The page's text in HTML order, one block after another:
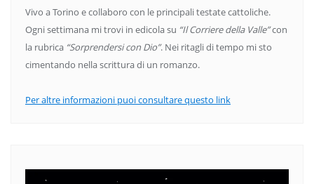
Vivo a Torino e collaboro con le principali testate cattoliche.
Ogni settimana mi trovi in edicola su “Il Corriere della Valle”con
la rubrica “Sorprendersi con Dio”. Nei ritagli di tempo mi sto
cimentando nella scrittura di un romanzo.
Per altre informazioni puoi consultare questo link